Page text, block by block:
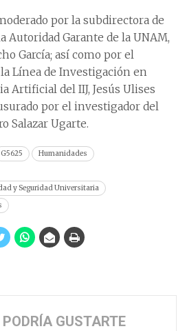
por la subdirectora de
Autoridad Garante de la UNAM,
García; así como por el
Línea de Investigación en
Artificial del IIJ, Jesús Ulises
por el investigador del
Salazar Ugarte.
G5625
Humanidades
y Seguridad Universitaria
GUSTARTE